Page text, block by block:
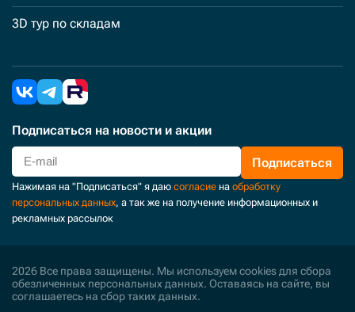
3D тур по складам
Подписаться на новости и акции
Подписаться
Нажимая на "Подписаться" я даю согласие на обработку
персональных данных, а так же на получение информационных и
рекламных рассылок
2026 Все права защищены. Мы используем cookies для сбора
обезличенных персональных данных. Оставаясь на сайте, вы
соглашаетесь на сбор таких данных.